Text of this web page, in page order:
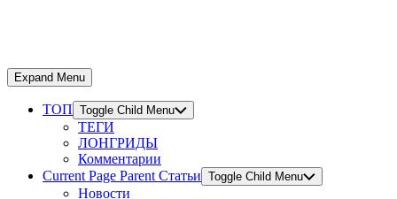
Expand Menu
ТОП Toggle Child Menu
ТЕГИ
ЛОНГРИДЫ
Комментарии
Current Page Parent Статьи Toggle Child Menu
Новости